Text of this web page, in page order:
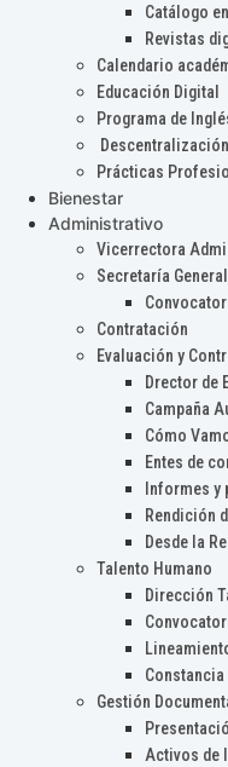
Catálogo
Revistas
Calendario
Educación Digital
Programa de
Prácticas
Bienestar
Administrativo
Vicerrectora
Secretaría General
Contratación
Evaluación y
Drector de
Campaña
Cómo
Entes de
Informes y
Rendición
Desde la
Talento Humano
Dirección
Gestión
Activos de